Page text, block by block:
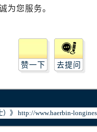
为您服务。
赞一下 去提问